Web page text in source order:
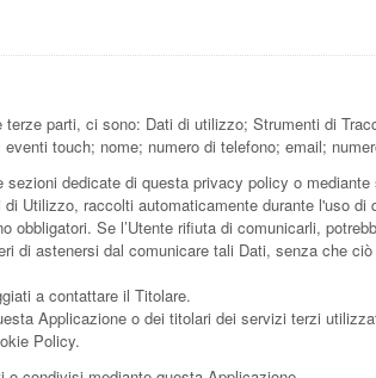
parti, ci sono: Dati di utilizzo; Strumenti di
touch; nome; numero di telefono; email;
dedicate di questa privacy policy o
Utilizzo, raccolti automaticamente durante l'uso di
Se l’Utente rifiuta di comunicarli,
astenersi dal comunicare tali Dati, senza che
a contattare il Titolare.
Applicazione o dei titolari dei servizi terzi
Policy.